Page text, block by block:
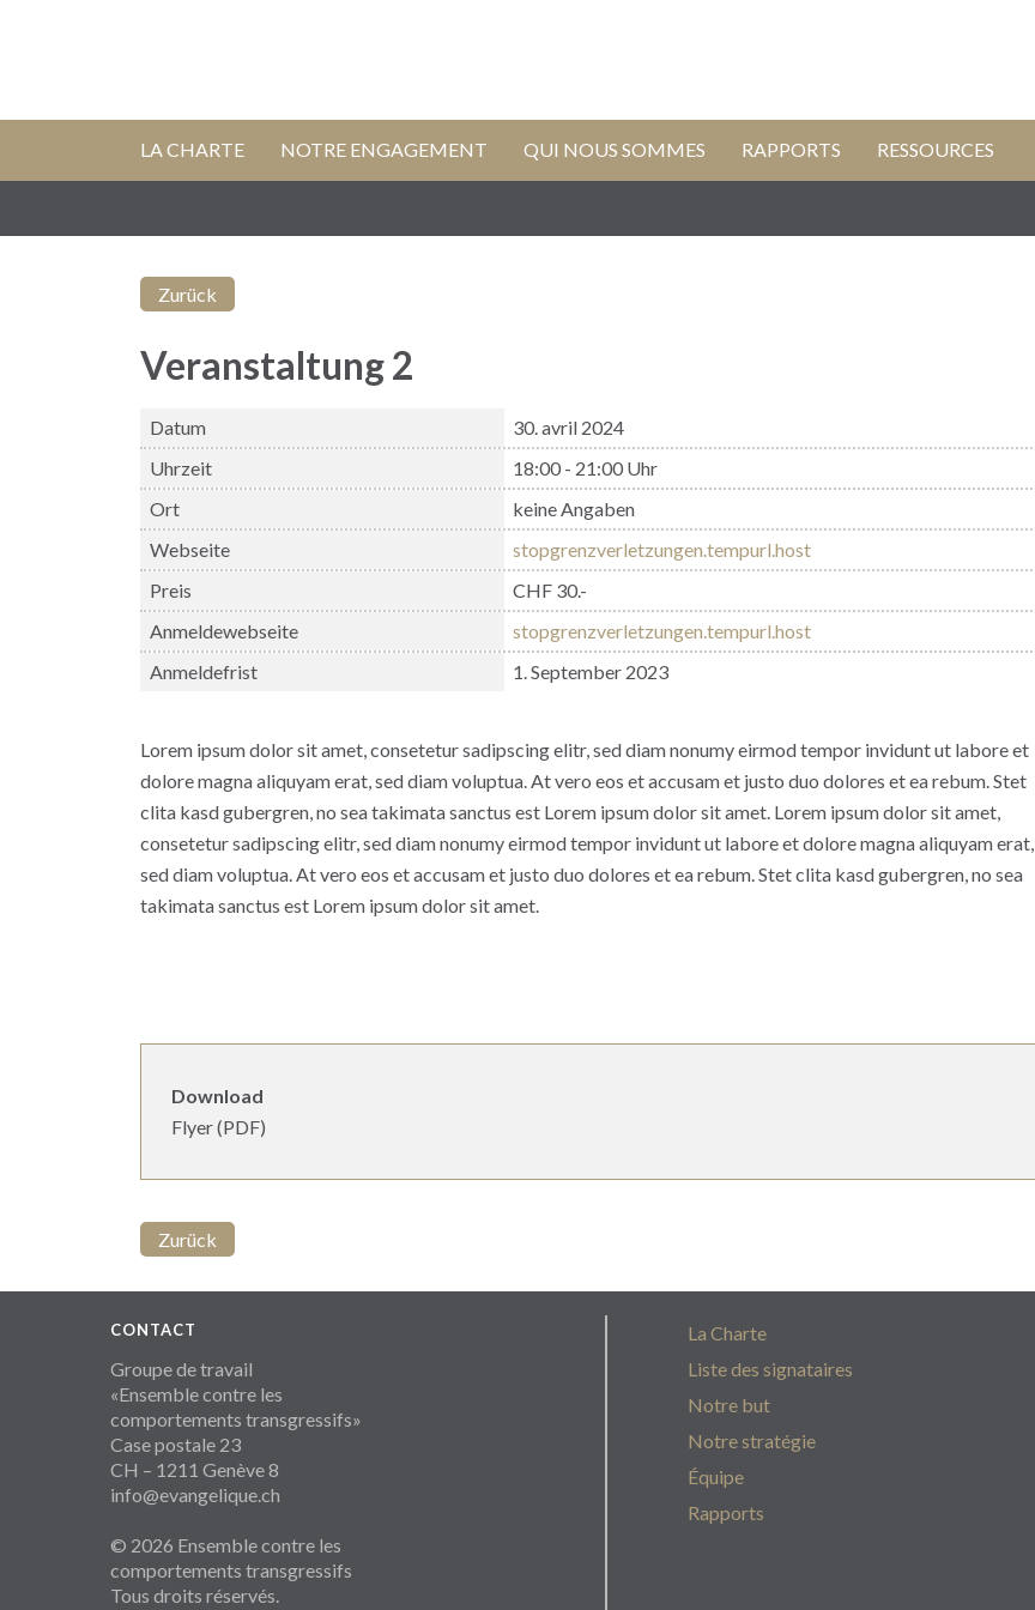
LA CHARTE NOTRE ENGAGEMENT QUI NOUS SOMMES RAPPORTS RESSOURCES
Zurück
Veranstaltung 2
Datum
30. avril 2024
Uhrzeit
18:00 - 21:00 Uhr
Ort
keine Angaben
Webseite
stopgrenzverletzungen.tempurl.host
Preis
CHF 30.-
Anmeldewebseite
stopgrenzverletzungen.tempurl.host
Anmeldefrist
1. September 2023
Lorem ipsum dolor sit amet, consetetur sadipscing elitr, sed diam nonumy eirmod tempor invidunt ut labore et
dolore magna aliquyam erat, sed diam voluptua. At vero eos et accusam et justo duo dolores et ea rebum. Stet
clita kasd gubergren, no sea takimata sanctus est Lorem ipsum dolor sit amet. Lorem ipsum dolor sit amet,
consetetur sadipscing elitr, sed diam nonumy eirmod tempor invidunt ut labore et dolore magna aliquyam erat,
sed diam voluptua. At vero eos et accusam et justo duo dolores et ea rebum. Stet clita kasd gubergren, no sea
takimata sanctus est Lorem ipsum dolor sit amet.
Download
Flyer (PDF)
Zurück
CONTACT
Groupe de travail
«Ensemble contre les
comportements transgressifs»
Case postale 23
CH – 1211 Genève 8
info@evangelique.ch
© 2026 Ensemble contre les
comportements transgressifs
Tous droits réservés.
La Charte
Liste des signataires
Notre but
Notre stratégie
Équipe
Rapports